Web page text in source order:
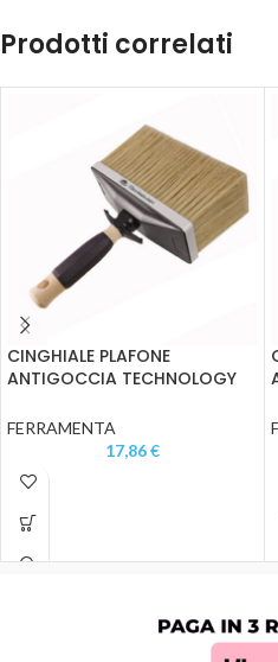
Prodotti correlati
CINGHIALE PLAFONE
ANTIGOCCIA TECHNOLOGY
FERRAMENTA
17,86€